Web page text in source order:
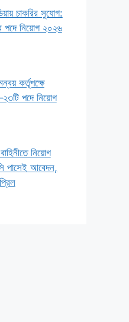
চাকরির সুযোগ:
পদে নিয়োগ ২০২৬
কর্তৃপক্ষে
পদে নিয়োগ
নিয়োগ
পাসেই আবেদন,